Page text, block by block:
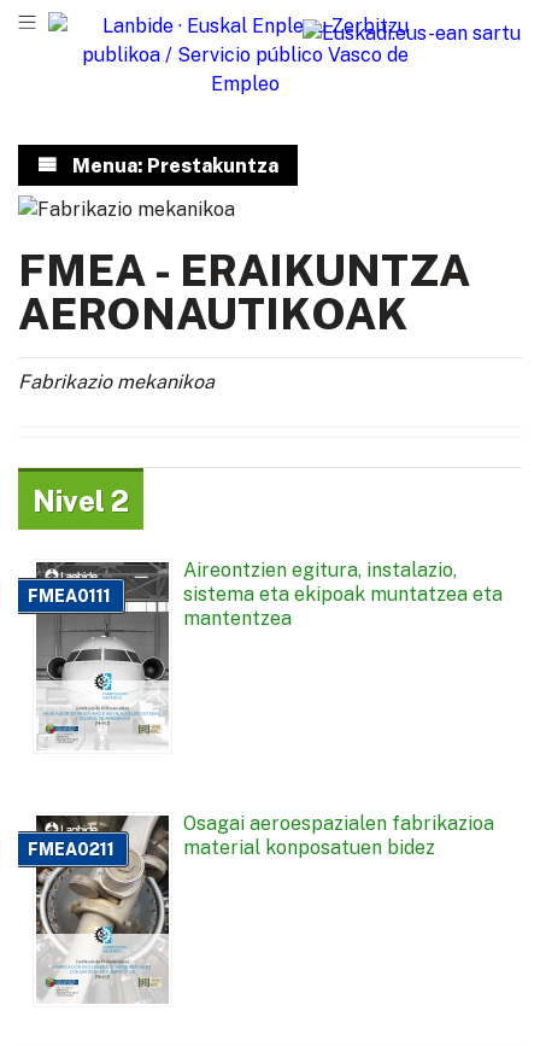
Menua: Prestakuntza
FMEA - ERAIKUNTZA
AERONAUTIKOAK
Fabrikazio mekanikoa
Nivel 2
FMEA0111
Aireontzien egitura, instalazio,
sistema eta ekipoak muntatzea eta
mantentzea
FMEA0211
Osagai aeroespazialen fabrikazioa
material konposatuen bidez